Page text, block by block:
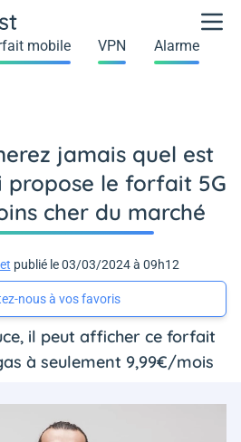
mobile VPN Alarme
jamais quel est
le forfait 5G
cher du marché
publié le 03/03/2024 à 09h12
nous à vos favoris
il peut afficher ce forfait
à seulement 9,99€/mois